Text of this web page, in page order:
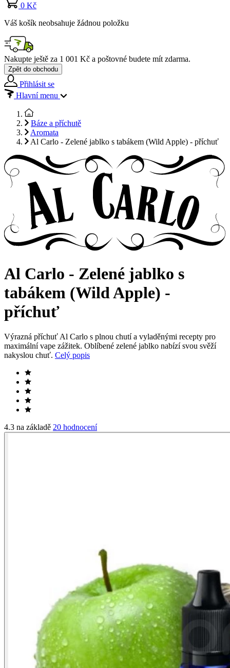
0 Kč
Váš košík neobsahuje žádnou položku
Nakupte ještě za 1 001 Kč a poštovné budete mít zdarma.
Zpět do obchodu
Přihlásit se
Hlavní menu
Báze a příchutě
Aromata
Al Carlo - Zelené jablko s tabákem (Wild Apple) - příchuť
Al Carlo - Zelené jablko s
tabákem (Wild Apple) -
příchuť
Výrazná příchuť Al Carlo s plnou chutí a vyladěnými recepty pro
maximální vape zážitek. Oblíbené zelené jablko nabízí svou svěží
nakyslou chuť. Celý popis
4.3 na základě 20 hodnocení